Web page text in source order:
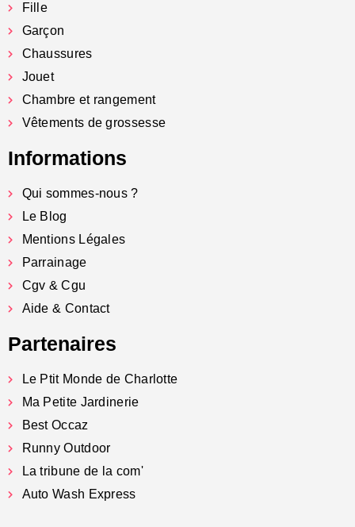
Fille
Garçon
Chaussures
Jouet
Chambre et rangement
Vêtements de grossesse
Informations
Qui sommes-nous ?
Le Blog
Mentions Légales
Parrainage
Cgv & Cgu
Aide & Contact
Partenaires
Le Ptit Monde de Charlotte
Ma Petite Jardinerie
Best Occaz
Runny Outdoor
La tribune de la com'
Auto Wash Express